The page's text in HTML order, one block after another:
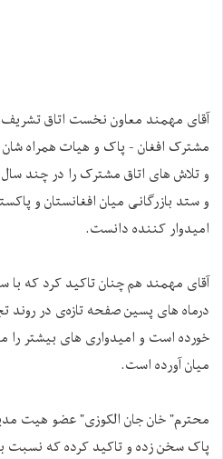
آقای مهمند معاون نخست اتاق
مشترک افغان - پاک و هیات همراه شان
و تلاش های اتاق مشترک را در چند
و ستد بازرگانی میان افغانستان و
امیدوار کننده دانست.
آقای مهمند هم چنان تاکید کرد که با
درماه های پسین صفحه‌ تازه‌ی در روند
خورده است و امیدواری های بیشتر را
میان آورده است.
محترم" خان جان الکوزی" عضو هیت
پاک سخن زده و تاکید کرده که نسبت